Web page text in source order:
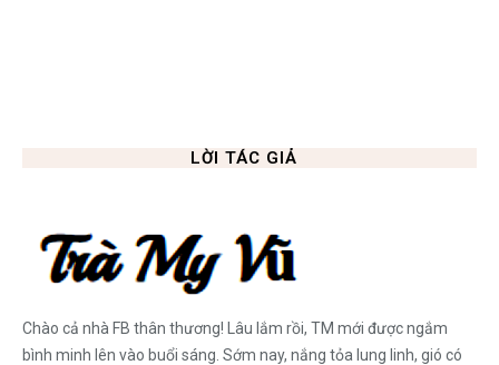
LỜI TÁC GIẢ
Chào cả nhà FB thân thương! Lâu lắm rồi, TM mới được ngắm
bình minh lên vào buổi sáng. Sớm nay, nắng tỏa lung linh, gió có